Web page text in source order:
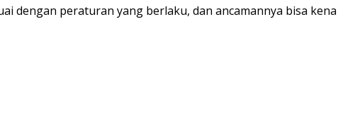
dengan peraturan yang berlaku, dan ancamannya bisa kena